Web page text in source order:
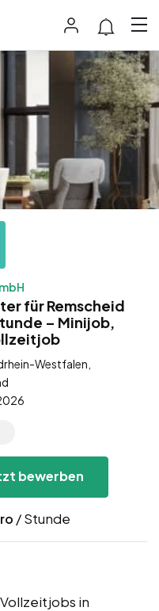
für Remscheid
– Minijob,
Westfalen,
bewerben
/ Stunde
in